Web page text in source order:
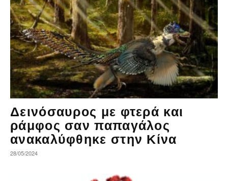
Δεινόσαυρος με φτερά και
ράμφος σαν παπαγάλος
ανακαλύφθηκε στην Κίνα
28/05/2024